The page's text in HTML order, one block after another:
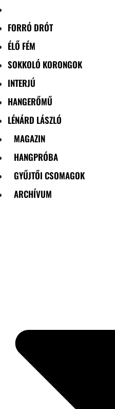
FORRÓ DRÓT
ÉLŐ FÉM
SOKKOLÓ KORONGOK
INTERJÚ
HANGERŐMŰ
LÉNÁRD LÁSZLÓ
MAGAZIN
HANGPRÓBA
GYŰJTŐI CSOMAGOK
ARCHÍVUM